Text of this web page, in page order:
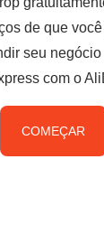
de que
seu
com o
COMEÇAR